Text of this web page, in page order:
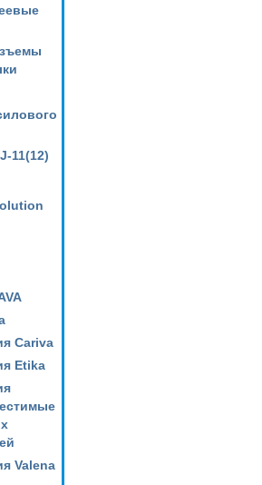
11(12)
Cariva
Etika
Valena